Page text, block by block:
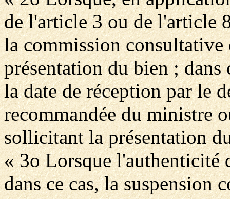
de l'article 3 ou de l'article
la commission consultative
présentation du bien ; dans
la date de réception par le
recommandée du ministre
sollicitant la présentation
« 3o Lorsque l'authenticité
dans ce cas, la suspension